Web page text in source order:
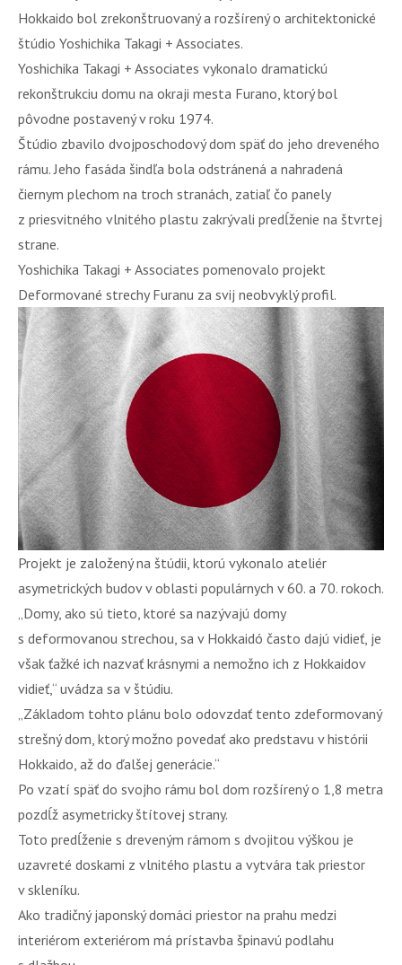
Hokkaido bol zrekonštruovaný a rozšírený o architektonické
štúdio Yoshichika Takagi + Associates.
Yoshichika Takagi + Associates vykonalo dramatickú
rekonštrukciu domu na okraji mesta Furano, ktorý bol
pôvodne postavený v roku 1974.
Štúdio zbavilo dvojposchodový dom späť do jeho dreveného
rámu. Jeho fasáda šindľa bola odstránená a nahradená
čiernym plechom na troch stranách, zatiaľ čo panely
z priesvitného vlnitého plastu zakrývali predĺženie na štvrtej
strane.
Yoshichika Takagi + Associates pomenovalo projekt
Deformované strechy Furanu za svij neobvyklý profil.
Projekt je založený na štúdii, ktorú vykonalo ateliér
asymetrických budov v oblasti populárnych v 60. a 70. rokoch.
„Domy, ako sú tieto, ktoré sa nazývajú domy
s deformovanou strechou, sa v Hokkaidó často dajú vidieť, je
však ťažké ich nazvať krásnymi a nemožno ich z Hokkaidov
vidieť,“ uvádza sa v štúdiu.
„Základom tohto plánu bolo odovzdať tento zdeformovaný
strešný dom, ktorý možno povedať ako predstavu v histórii
Hokkaido, až do ďalšej generácie.“
Po vzatí späť do svojho rámu bol dom rozšírený o 1,8 metra
pozdĺž asymetricky štítovej strany.
Toto predĺženie s dreveným rámom s dvojitou výškou je
uzavreté doskami z vlnitého plastu a vytvára tak priestor
v skleníku.
Ako tradičný japonský domáci priestor na prahu medzi
interiérom exteriérom má prístavba špinavú podlahu